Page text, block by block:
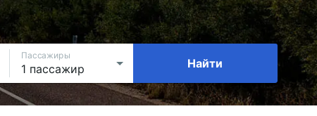
Пассажиры
Найти